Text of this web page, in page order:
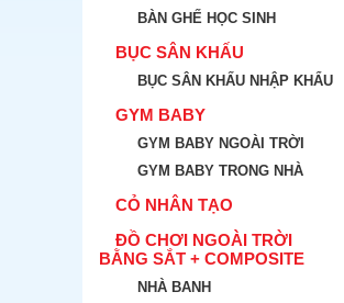
BÀN GHẾ HỌC SINH
BỤC SÂN KHẤU
BỤC SÂN KHẤU NHẬP KHẨU
GYM BABY
GYM BABY NGOÀI TRỜI
GYM BABY TRONG NHÀ
CỎ NHÂN TẠO
ĐỒ CHƠI NGOÀI TRỜI
BẰNG SẮT + COMPOSITE
NHÀ BANH